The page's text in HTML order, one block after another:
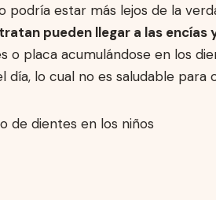
podría estar más lejos de la
pueden llegar a las
o placa acumulándose en los
día, lo cual no es saludable para